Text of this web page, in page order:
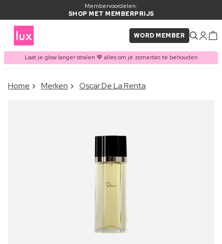
Membervoordelen:
SHOP MET MEMBERPRIJS
WORD MEMBER
Laat je glow langer stralen 🤎 alles om je zomertan te behouden
ITEM TOEGEVOEGD AAN
Home Merken Oscar De La Renta